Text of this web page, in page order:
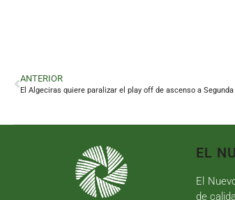
ANTERIOR
El Algeciras quiere paralizar el play off de ascenso a Segunda
EL
El
de